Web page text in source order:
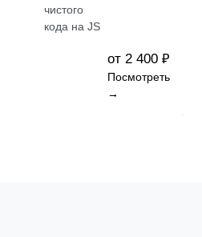
чистого
кода на JS
от 2 400 ₽
Посмотреть
→